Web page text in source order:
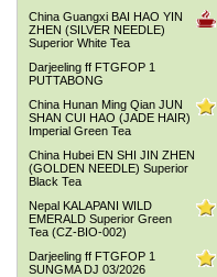
China Guangxi BAI HAO YIN
ZHEN (SILVER NEEDLE)
Superior White Tea
Darjeeling ff FTGFOP 1
PUTTABONG
China Hunan Ming Qian JUN
SHAN CUI HAO (JADE HAIR)
Imperial Green Tea
China Hubei EN SHI JIN ZHEN
(GOLDEN NEEDLE) Superior
Black Tea
Nepal KALAPANI WILD
EMERALD Superior Green
Tea (CZ-BIO-002)
Darjeeling ff FTGFOP 1
SUNGMA DJ 03/2026